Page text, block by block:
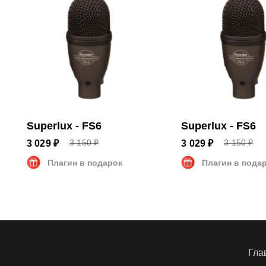
Размеры и вес
10,5 x
0.13 кг
Superlux - FS6
3 029 ₽ 3 150 ₽
Плагин в подарок
Superlux - FS6
3 029 ₽ 3 150 ₽
Плагин в